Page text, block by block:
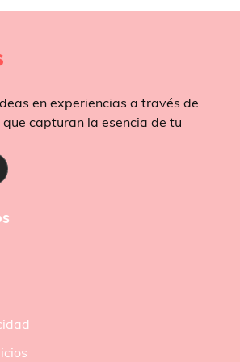
en experiencias a través de
que capturan la esencia de tu